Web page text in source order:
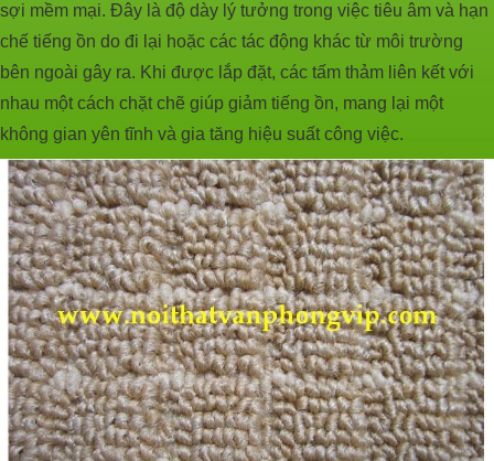
sợi mềm mại. Đây là độ dày lý tưởng trong việc tiêu âm và hạn
chế tiếng ồn do đi lại hoặc các tác động khác từ môi trường
bên ngoài gây ra. Khi được lắp đặt, các tấm thảm liên kết với
nhau một cách chặt chẽ giúp giảm tiếng ồn, mang lại một
không gian yên tĩnh và gia tăng hiệu suất công việc.